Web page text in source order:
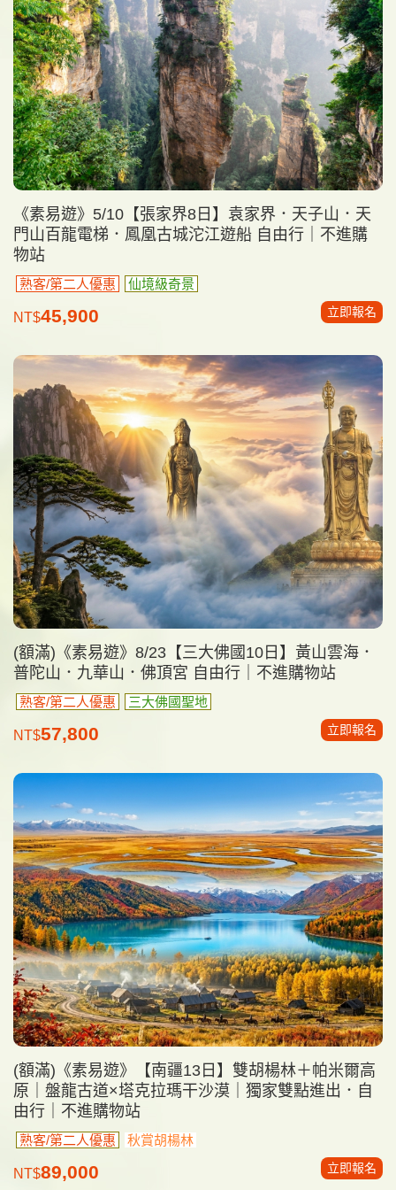
《素易遊》5/10【張家界8日】袁家界．天子山．天
門山百龍電梯．鳳凰古城沱江遊船 自由行｜不進購
物站
熟客/第二人優惠 仙境級奇景
NT$45,900 立即報名
(額滿)《素易遊》8/23【三大佛國10日】黃山雲海．
普陀山．九華山．佛頂宮 自由行｜不進購物站
熟客/第二人優惠 三大佛國聖地
NT$57,800 立即報名
(額滿)《素易遊》【南疆13日】雙胡楊林＋帕米爾高
原｜盤龍古道×塔克拉瑪干沙漠｜獨家雙點進出．自
由行｜不進購物站
熟客/第二人優惠 秋賞胡楊林
NT$89,000 立即報名